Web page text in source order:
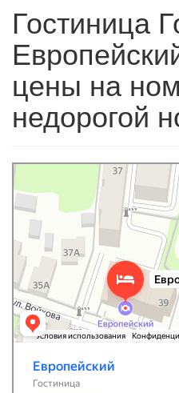
Гостиница
цены на
недорогой